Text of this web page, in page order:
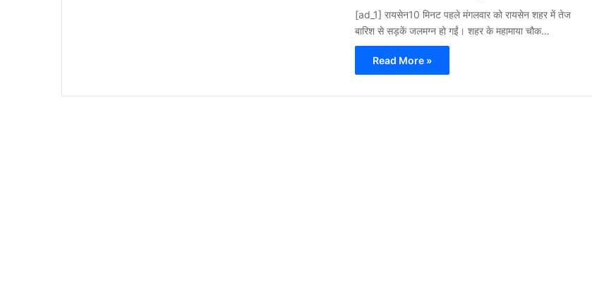
[ad_1] रायसेन10 मिनट पहले मंगलवार को रायसेन शहर में तेज
बारिश से सड़कें जलमग्न हो गईं। शहर के महामाया चौक…
Read More »